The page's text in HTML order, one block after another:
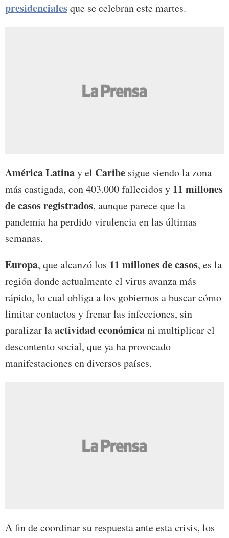
presidencialesque se celebran este martes.
América Latinay el Caribe sigue siendo la zona
más castigada, con 403.000 fallecidos y 11 millones
de casos registrados, aunque parece que la
pandemia ha perdido virulencia en las últimas
semanas.
Europa, que alcanzó los 11 millones de casos, es la
región donde actualmente el virus avanza más
rápido, lo cual obliga a los gobiernos a buscar cómo
limitar contactos y frenar las infecciones, sin
paralizar laactividad económicani multiplicar el
descontento social, que ya ha provocado
manifestaciones en diversos países.
A fin de coordinar su respuesta ante esta crisis, los